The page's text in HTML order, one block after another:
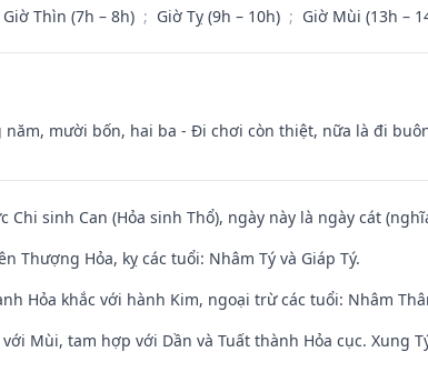
Giờ Thìn (7h – 8h) ; Giờ Tỵ (9h – 10h) ; Giờ Mùi (13h –
năm, mười bốn, hai ba - Đi chơi còn thiệt, nữa là đi
Chi sinh Can (Hỏa sinh Thổ), ngày này là ngày cát
Thượng Hỏa, kỵ các tuổi: Nhâm Tý và Giáp Tý.
Hỏa khắc với hành Kim, ngoại trừ các tuổi: Nhâm
Mùi, tam hợp với Dần và Tuất thành Hỏa cục. Xung